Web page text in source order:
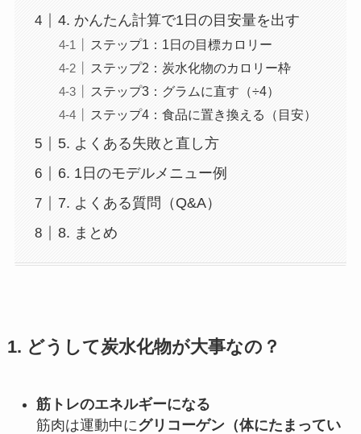
4. かんたん計算で1日の目安量を出す
ステップ1：1日の目標カロリー
ステップ2：炭水化物のカロリー枠
ステップ3：グラムに直す（÷4）
ステップ4：食品に置き換える（目安）
5. よくある失敗と直し方
6. 1日のモデルメニュー例
7. よくある質問（Q&A）
8. まとめ
1. どうして炭水化物が大事なの？
筋トレのエネルギーになる
筋肉は運動中にグリコーゲン（体にたまってい